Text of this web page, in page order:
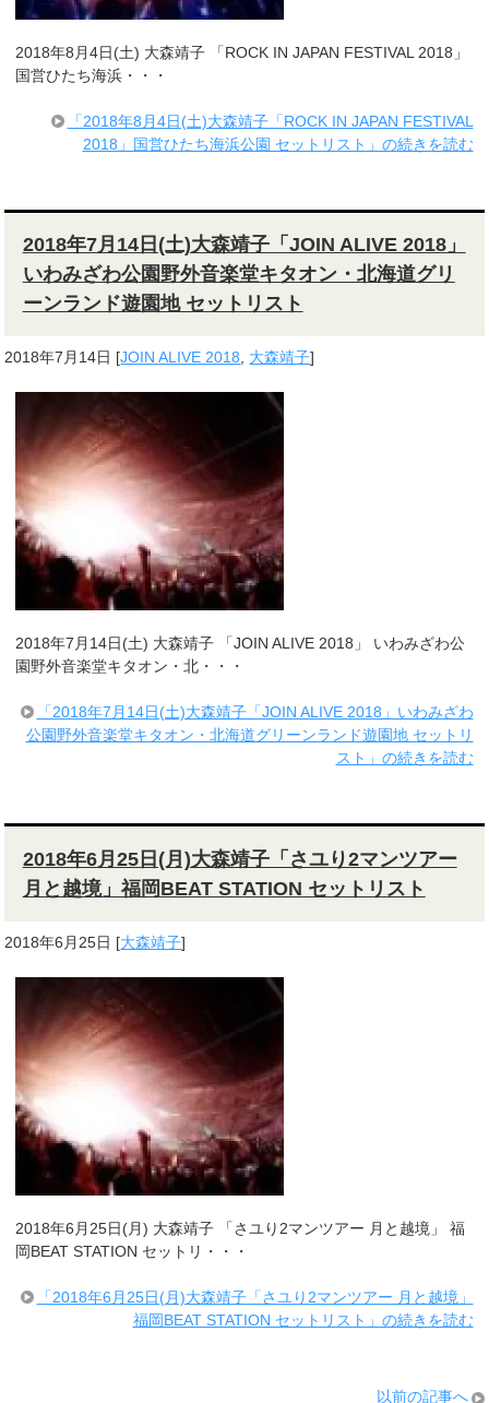
2018年8月4日(土) 大森靖子 「ROCK IN JAPAN FESTIVAL 2018」
国営ひたち海浜・・・
「2018年8月4日(土)大森靖子「ROCK IN JAPAN FESTIVAL
2018」国営ひたち海浜公園 セットリスト」の続きを読む
2018年7月14日(土)大森靖子「JOIN ALIVE 2018」
いわみざわ公園野外音楽堂キタオン・北海道グリ
ーンランド遊園地 セットリスト
2018年7月14日 [JOIN ALIVE 2018, 大森靖子]
2018年7月14日(土) 大森靖子 「JOIN ALIVE 2018」 いわみざわ公
園野外音楽堂キタオン・北・・・
「2018年7月14日(土)大森靖子「JOIN ALIVE 2018」いわみざわ
公園野外音楽堂キタオン・北海道グリーンランド遊園地 セットリ
スト」の続きを読む
2018年6月25日(月)大森靖子「さユり2マンツアー
月と越境」福岡BEAT STATION セットリスト
2018年6月25日 [大森靖子]
2018年6月25日(月) 大森靖子 「さユり2マンツアー 月と越境」 福
岡BEAT STATION セットリ・・・
「2018年6月25日(月)大森靖子「さユり2マンツアー 月と越境」
福岡BEAT STATION セットリスト」の続きを読む
以前の記事へ